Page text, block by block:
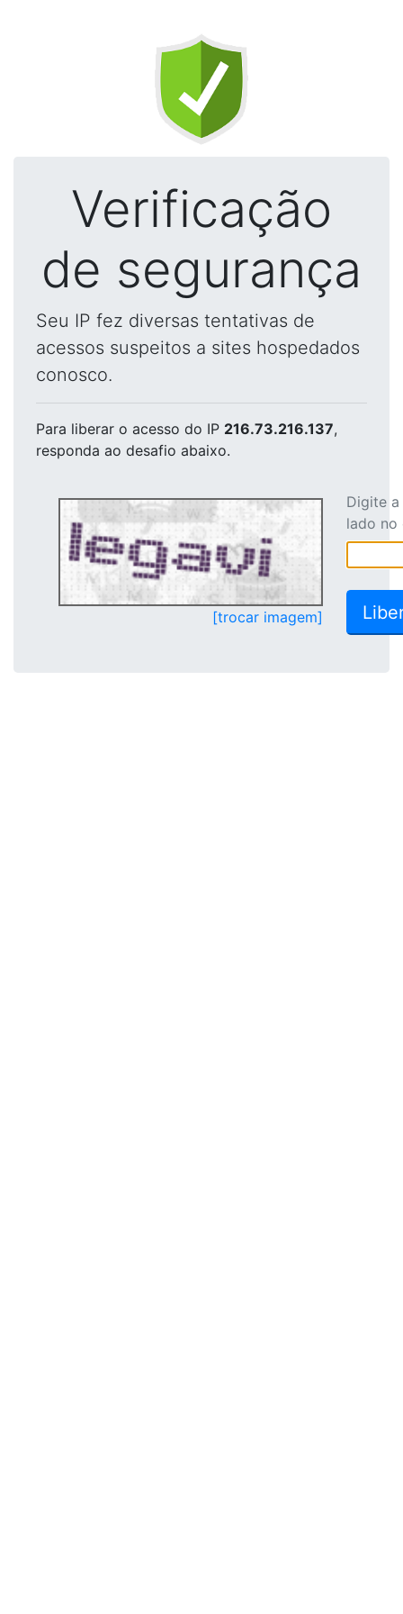
Verificação
de segurança
Seu IP fez diversas tentativas de
acessos suspeitos a sites hospedados
conosco.
Para liberar o acesso do IP 216.73.216.137,
responda ao desafio abaixo.
[trocar imagem]
Digite
lado no